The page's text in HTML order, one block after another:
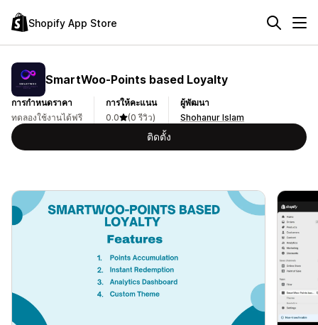
Shopify App Store
SmartWoo‑Points based Loyalty
การกำหนดราคา
ทดลองใช้งานได้ฟรี
การให้คะแนน
0.0
(0 รีวิว)
ผู้พัฒนา
Shohanur Islam
ติดตั้ง